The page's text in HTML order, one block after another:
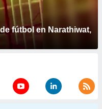
fútbol en Narathiwat,